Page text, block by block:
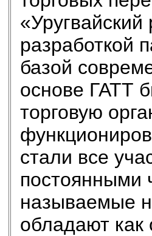
разработкой
базой
основе ГАТТ
торговую
стали все
постоянными
называемые
обладают как